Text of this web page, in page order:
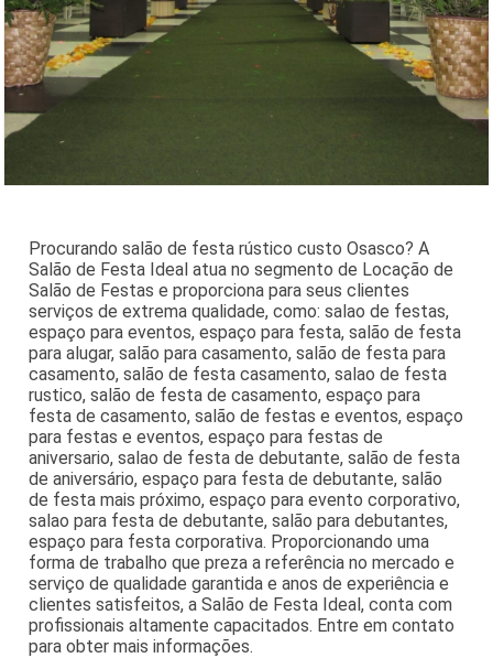
Procurando salão de festa rústico custo Osasco? A
Salão de Festa Ideal atua no segmento de Locação de
Salão de Festas e proporciona para seus clientes
serviços de extrema qualidade, como: salao de festas,
espaço para eventos, espaço para festa, salão de festa
para alugar, salão para casamento, salão de festa para
casamento, salão de festa casamento, salao de festa
rustico, salão de festa de casamento, espaço para
festa de casamento, salão de festas e eventos, espaço
para festas e eventos, espaço para festas de
aniversario, salao de festa de debutante, salão de festa
de aniversário, espaço para festa de debutante, salão
de festa mais próximo, espaço para evento corporativo,
salao para festa de debutante, salão para debutantes,
espaço para festa corporativa. Proporcionando uma
forma de trabalho que preza a referência no mercado e
serviço de qualidade garantida e anos de experiência e
clientes satisfeitos, a Salão de Festa Ideal, conta com
profissionais altamente capacitados. Entre em contato
para obter mais informações.